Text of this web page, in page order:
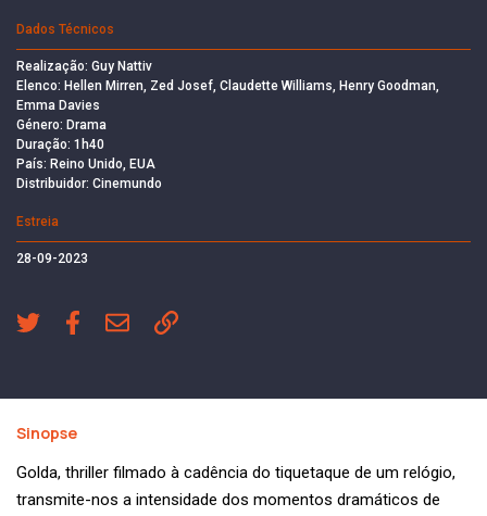
Dados Técnicos
Realização: Guy Nattiv
Elenco: Hellen Mirren, Zed Josef, Claudette Williams, Henry Goodman,
Emma Davies
Género: Drama
Duração: 1h40
País: Reino Unido, EUA
Distribuidor: Cinemundo
Estreia
28-09-2023
Sinopse
Golda, thriller filmado à cadência do tiquetaque de um relógio,
transmite-nos a intensidade dos momentos dramáticos de